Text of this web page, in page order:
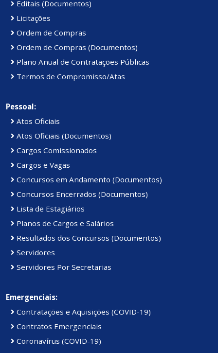
Editais (Documentos)
Licitações
Ordem de Compras
Ordem de Compras (Documentos)
Plano Anual de Contratações Públicas
Termos de Compromisso/Atas
Pessoal:
Atos Oficiais
Atos Oficiais (Documentos)
Cargos Comissionados
Cargos e Vagas
Concursos em Andamento (Documentos)
Concursos Encerrados (Documentos)
Lista de Estagiários
Planos de Cargos e Salários
Resultados dos Concursos (Documentos)
Servidores
Servidores Por Secretarias
Emergenciais:
Contratações e Aquisições (COVID-19)
Contratos Emergenciais
Coronavírus (COVID-19)